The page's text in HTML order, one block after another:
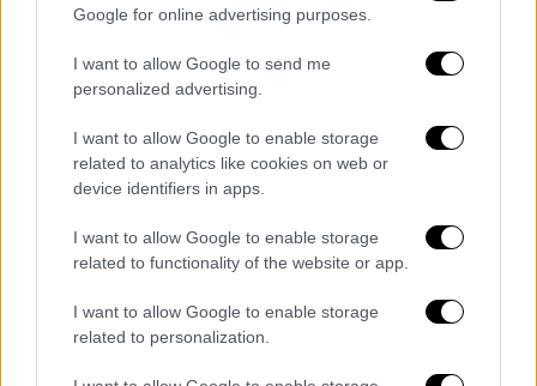
Google for online advertising purposes.
I want to allow Google to send me
personalized advertising.
I want to allow Google to enable storage
related to analytics like cookies on web or
device identifiers in apps.
I want to allow Google to enable storage
related to functionality of the website or app.
I want to allow Google to enable storage
related to personalization.
Ωστόσο, ημείωσηοφείλεται στα
μεταχειρισμένα καθώς οι πωλήσεις των
καινούργιωνανήλθαν σε9.314έναντι8.919
που κυκλοφόρησαν τον
Διαβάστε περισσότερα στο imerisia
Διαβάστε ακόμη
Δημιούργησαν με AI νέους ιούς μέσα σε